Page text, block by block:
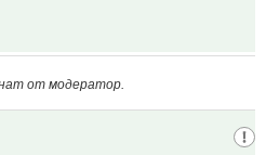
от модератор.